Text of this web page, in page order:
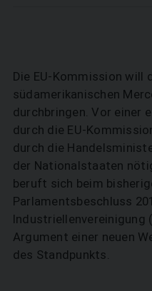
Die EU-Kommission will
südamerikanischen
durchbringen. Vor einer
durch die EU-
durch die
der Nationalstaaten
beruft sich beim
Parlamentsbeschluss
Industriellenvereinigung
Argument einer neuen
des Standpunkts.